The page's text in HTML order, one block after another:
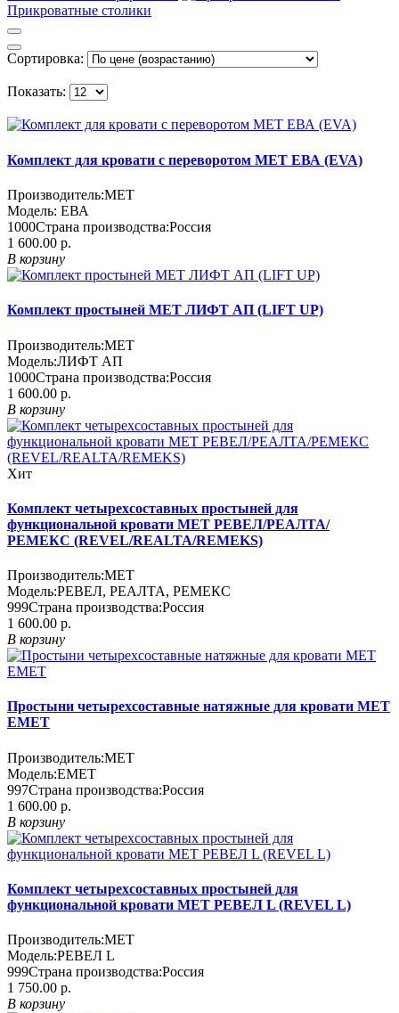
Прикроватные столики
Сортировка:
Показать:
Комплект для кровати с переворотом MET ЕВА (EVA)
Производитель:MET
Модель: ЕВА
1000Страна производства:Россия
1 600.00 р.
В корзину
Комплект простыней МЕТ ЛИФТ АП (LIFT UP)
Производитель:MET
Модель:ЛИФТ АП
1000Страна производства:Россия
1 600.00 р.
В корзину
Хит
Комплект четырехсоставных простыней для
функциональной кровати МЕТ РЕВЕЛ/РЕАЛТА/
РЕМЕКС (REVEL/REALTA/REMEKS)
Производитель:MET
Модель:РЕВЕЛ, РЕАЛТА, РЕМЕКС
999Страна производства:Россия
1 600.00 р.
В корзину
Простыни четырехсоставные натяжные для кровати МЕТ
EMET
Производитель:MET
Модель:EMET
997Страна производства:Россия
1 600.00 р.
В корзину
Комплект четырехсоставных простыней для
функциональной кровати MET РЕВЕЛ L (REVEL L)
Производитель:MET
Модель:РЕВЕЛ L
999Страна производства:Россия
1 750.00 р.
В корзину